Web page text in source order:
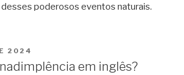
poderosos eventos naturais.
2024
em inglês?